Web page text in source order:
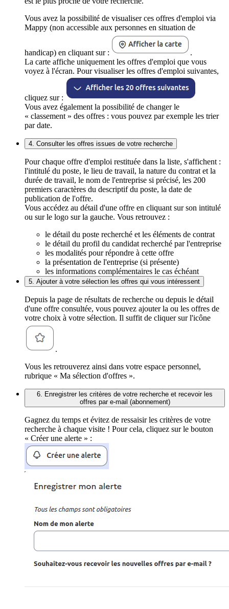
Vous avez la possibilité de visualiser ces offres d'emploi via
Mappy (non accessible aux personnes en situation de
handicap) en cliquant sur :
.
La carte affiche uniquement les offres d'emploi que vous
voyez à l'écran. Pour visualiser les offres d'emploi suivantes,
cliquez sur :
Vous avez également la possibilité de changer le
« classement » des offres : vous pouvez par exemple les trier
par date.
4. Consulter les offres issues de votre recherche
Pour chaque offre d'emploi restituée dans la liste, s'affichent :
l'intitulé du poste, le lieu de travail, la nature du contrat et la
durée de travail, le nom de l'entreprise si précisé, les 200
premiers caractères du descriptif du poste, la date de
publication de l'offre.
Vous accédez au détail d'une offre en cliquant sur son intitulé
ou sur le logo sur la gauche. Vous retrouvez :
le détail du poste recherché et les éléments de contrat
le détail du profil du candidat recherché par l'entreprise
les modalités pour répondre à cette offre
la présentation de l'entreprise (si présente)
les informations complémentaires le cas échéant
5. Ajouter à votre sélection les offres qui vous intéressent
Depuis la page de résultats de recherche ou depuis le détail
d'une offre consultée, vous pouvez ajouter la ou les offres de
votre choix à votre sélection. Il suffit de cliquer sur l'icône
.
Vous les retrouverez ainsi dans votre espace personnel,
rubrique « Ma sélection d'offres ».
6. Enregistrer les critères de votre recherche et recevoir les
offres par e-mail (abonnement)
Gagnez du temps et évitez de ressaisir les critères de votre
recherche à chaque visite ! Pour cela, cliquez sur le bouton
« Créer une alerte » :